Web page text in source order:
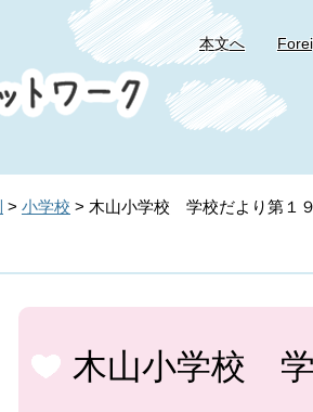
本文へ
> 小学校 > 木山小学校 学校だより第１
本
木山小学校